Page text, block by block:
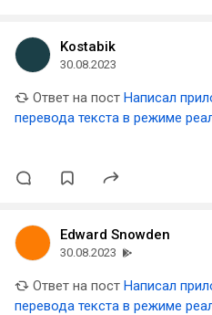
Kostabik
30.08.2023
Ответ на пост Написал
перевода текста в режиме
Edward Snowden
30.08.2023
Ответ на пост Написал
перевода текста в режиме